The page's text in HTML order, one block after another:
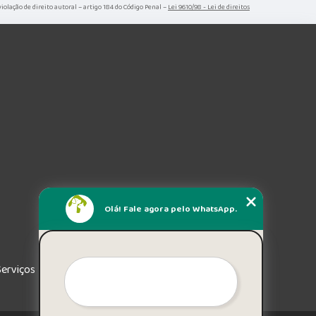
de direito autoral – artigo 184 do Código Penal –Lei 9610/98 - Lei de direitos
Olá! Fale agora pelo WhatsApp.